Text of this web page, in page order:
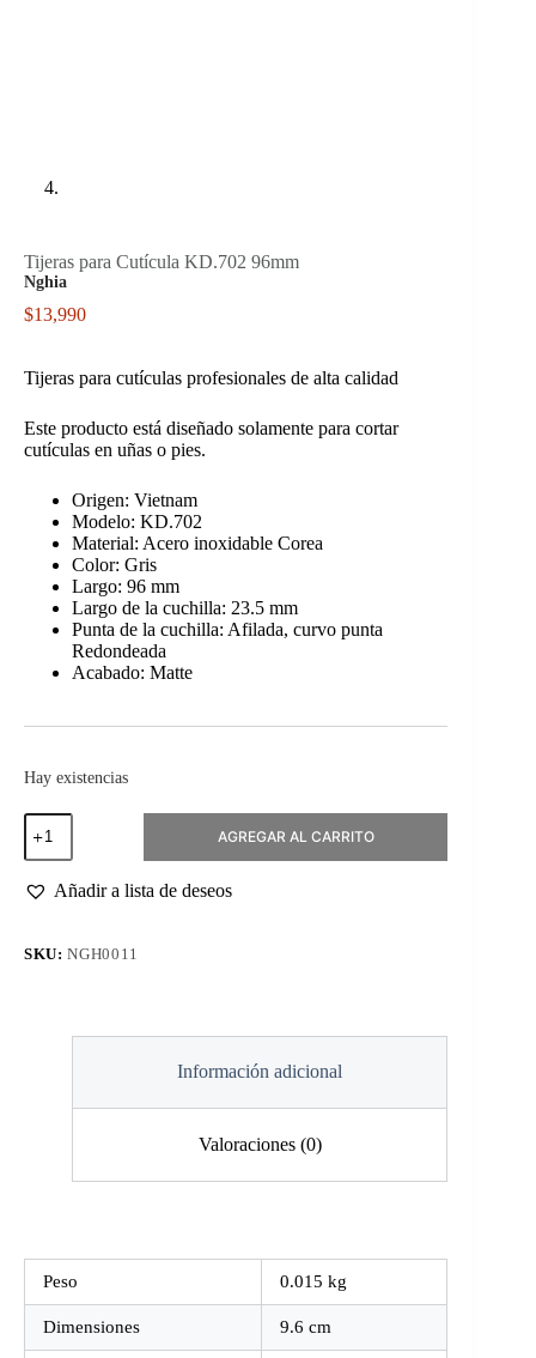
Tijeras para Cutícula KD.702 96mm
Nghia
$13,990
Tijeras para cutículas profesionales de alta calidad
Este producto está diseñado solamente para cortar
cutículas en uñas o pies.
Origen: Vietnam
Modelo: KD.702
Material: Acero inoxidable Corea
Color: Gris
Largo: 96 mm
Largo de la cuchilla: 23.5 mm
Punta de la cuchilla: Afilada, curvo punta
Redondeada
Acabado: Matte
Hay existencias
Tijeras
para
Cutícula
KD.702
96mm
AGREGAR AL CARRITO
Añadir a lista de deseos
SKU:NGH0011
Información adicional
Valoraciones (0)
Peso 0.015 kg
Dimensiones 9.6 cm